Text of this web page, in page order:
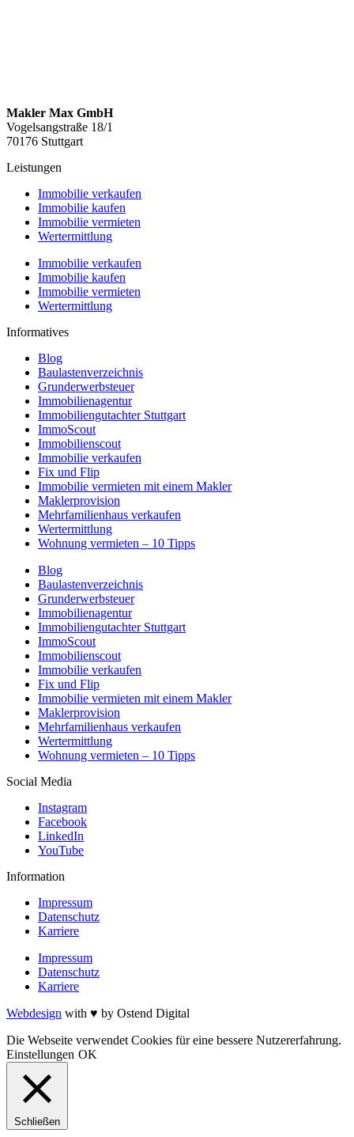
Makler Max GmbH
Vogelsangstraße 18/1
70176 Stuttgart
Leistungen
Immobilie verkaufen
Immobilie kaufen
Immobilie vermieten
Wertermittlung
Immobilie verkaufen
Immobilie kaufen
Immobilie vermieten
Wertermittlung
Informatives
Blog
Baulastenverzeichnis
Grunderwerbsteuer
Immobilienagentur
Immobiliengutachter Stuttgart
ImmoScout
Immobilienscout
Immobilie verkaufen
Fix und Flip
Immobilie vermieten mit einem Makler
Maklerprovision
Mehrfamilienhaus verkaufen
Wertermittlung
Wohnung vermieten – 10 Tipps
Blog
Baulastenverzeichnis
Grunderwerbsteuer
Immobilienagentur
Immobiliengutachter Stuttgart
ImmoScout
Immobilienscout
Immobilie verkaufen
Fix und Flip
Immobilie vermieten mit einem Makler
Maklerprovision
Mehrfamilienhaus verkaufen
Wertermittlung
Wohnung vermieten – 10 Tipps
Social Media
Instagram
Facebook
LinkedIn
YouTube
Information
Impressum
Datenschutz
Karriere
Impressum
Datenschutz
Karriere
Webdesign with ♥ by Ostend Digital
Die Webseite verwendet Cookies für eine bessere Nutzererfahrung.
Einstellungen OK
Schließen